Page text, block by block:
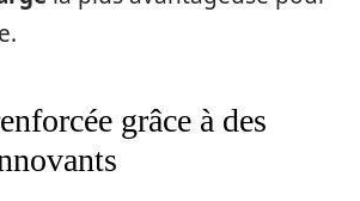
grâce à des